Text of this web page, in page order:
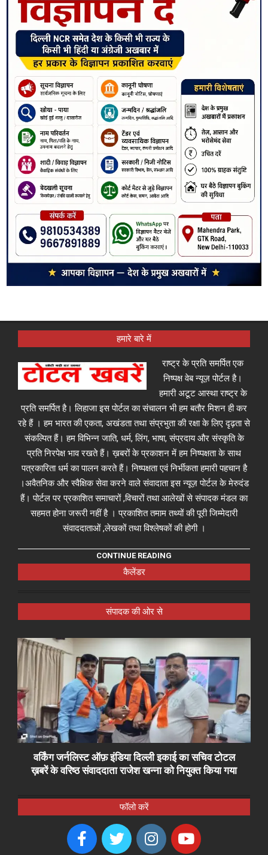
हमारे बारे में
राष्ट्र के प्रति समर्पित एक
निष्पक्ष वेब न्यूज़ पोर्टल है।
हमारी अटूट आस्था राष्ट्र के
प्रति समर्पित है। लिहाजा इस पोर्टल का संचालन भी हम बतौर मिशन ही कर
रहे हैं । हम भारत की एकता, अखंडता तथा संप्रभुता की रक्षा के लिए दृढ़ता से
संकल्पित हैं। हम विभिन्न जाति, धर्म, लिंग, भाषा, संप्रदाय और संस्कृति के
प्रति निरपेक्ष भाव रखते हैं। ख़बरों के प्रकाशन में हम निष्पक्षता के साथ
पत्रकारिता धर्म का पालन करते हैं। निष्पक्षता एवं निर्भीकता हमारी पहचान है
।अवैतनिक और स्वैक्षिक सेवा करने वाले संवादाता इस न्यूज़ पोर्टल के मेरुदंड
हैं। पोर्टल पर प्रकाशित समाचारों ,विचारों तथा आलेखों से संपादक मंडल का
सहमत होना जरूरी नहीं है । प्रकाशित तमाम तथ्यों की पूरी जिम्मेदारी
संवाददाताओं ,लेखकों तथा विश्लेषकों की होगी ।
CONTINUE READING
कैलेंडर
संपादक की ओर से
वर्किंग जर्नलिस्ट ऑफ़ इंडिया दिल्ली इकाई का सचिव टोटल
ख़बरें के वरिष्ठ संवाददाता राजेश खन्ना को नियुक्त किया गया
फॉलो करें